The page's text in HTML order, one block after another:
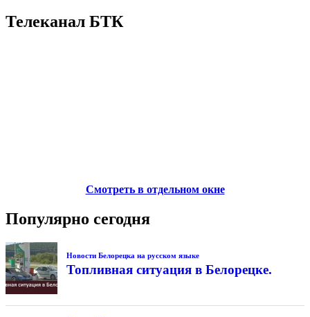
Телеканал БТК
Смотреть в отдельном окне
Популярно сегодня
Новости Белорецка на русском языке
Топливная ситуация в Белорецке.